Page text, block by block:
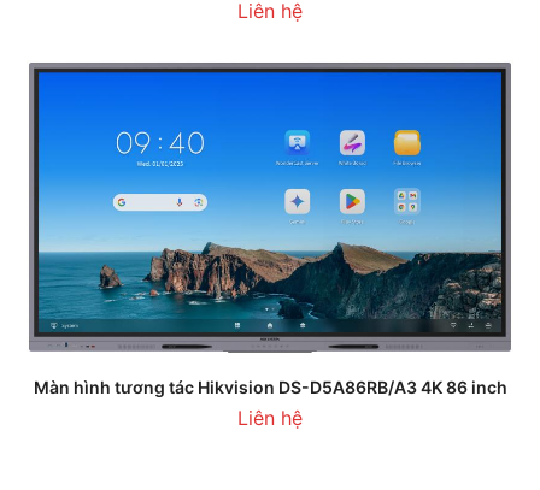
Liên hệ
Màn hình tương tác Hikvision DS-D5A86RB/A3 4K 86 inch
Liên hệ